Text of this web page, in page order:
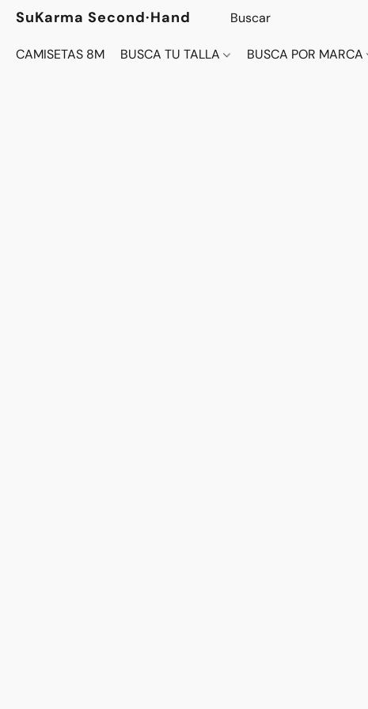
SuKarma Second·Hand
CAMISETAS 8M BUSCA TU TALLA BUSCA POR MARCA